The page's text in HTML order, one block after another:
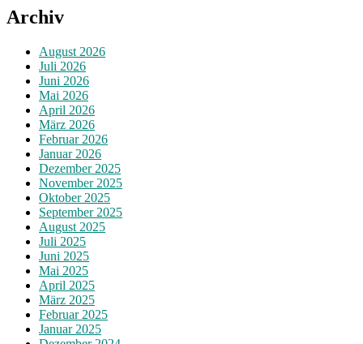
Archiv
August 2026
Juli 2026
Juni 2026
Mai 2026
April 2026
März 2026
Februar 2026
Januar 2026
Dezember 2025
November 2025
Oktober 2025
September 2025
August 2025
Juli 2025
Juni 2025
Mai 2025
April 2025
März 2025
Februar 2025
Januar 2025